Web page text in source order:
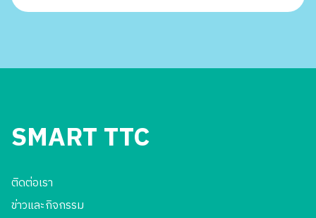
SMART TTC
ติดต่อเรา
ข่าวและกิจกรรม